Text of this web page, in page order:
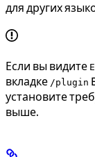
для других
Если вы видите
вкладке /plugin
установите
выше.